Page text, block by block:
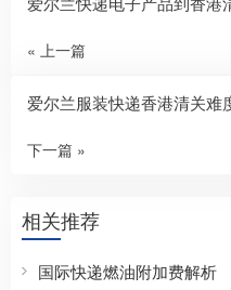
« 上一篇
爱尔兰服装快递香港清关难
下一篇 »
相关推荐
国际快递燃油附加费解析